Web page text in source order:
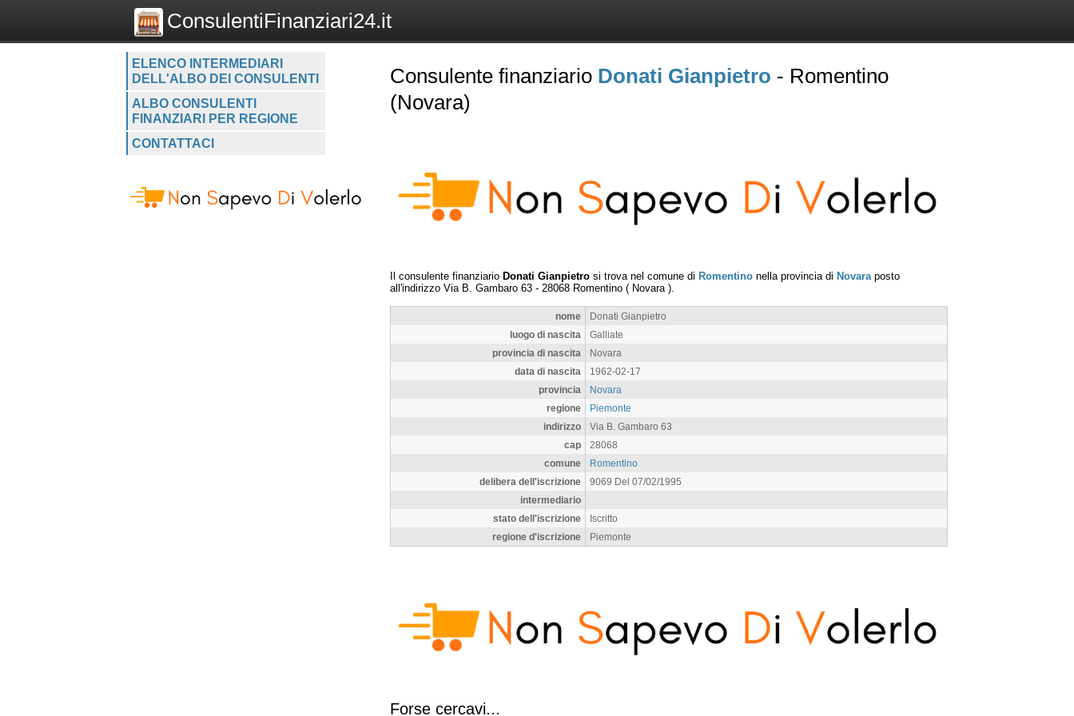
ConsulentiFinanziari24.it
ELENCO INTERMEDIARI
DELL'ALBO DEI CONSULENTI
ALBO CONSULENTI
FINANZIARI PER REGIONE
CONTATTACI
Consulente finanziario Donati Gianpietro - Romentino
(Novara)
Il consulente finanziario Donati Gianpietro si trova nel comune di Romentino nella provincia di Novara posto
all'indirizzo Via B. Gambaro 63 - 28068 Romentino ( Novara ).
nome
Donati Gianpietro
luogo di nascita
Galliate
provincia di nascita
Novara
data di nascita
1962-02-17
provincia
Novara
regione
Piemonte
indirizzo
Via B. Gambaro 63
cap
28068
comune
Romentino
delibera dell'iscrizione
9069 Del 07/02/1995
intermediario
stato dell'iscrizione
Iscritto
regione d'iscrizione
Piemonte
Forse cercavi...